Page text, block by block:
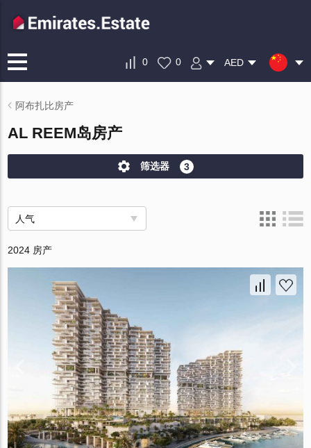
0 0 AED
阿布扎比房产
AL REEM岛房产
筛选器 3
人气
2024 房产